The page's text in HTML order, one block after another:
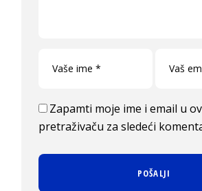
Zapamti moje ime i email u
pretraživaču za sledeći